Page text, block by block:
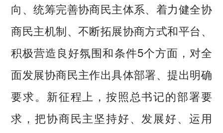
向、统筹完善协商民主体系、着力健全协
商民主机制、不断拓展协商方式和平台、
积极营造良好氛围和条件5个方面，对全
面发展协商民主作出具体部署、提出明确
要求。新征程上，按照总书记的部署要
求，把协商民主坚持好、发展好、运用